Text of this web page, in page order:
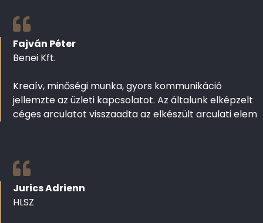
Fajván Péter
Benei Kft.
Kreaív, minőségi munka, gyors kommunikáció
jellemzte az üzleti kapcsolatot. Az általunk elképzelt
céges arculatot visszaadta az elkészült arculati elem
Jurics Adrienn
HLSZ